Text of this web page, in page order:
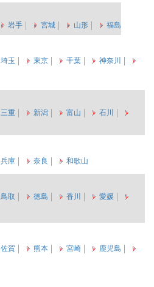
岩手 宮城 山形 福島
埼玉 東京 千葉
神奈川
三重 新潟 富山
石川
兵庫 奈良 和歌山
鳥取 徳島 香川
愛媛
佐賀 熊本 宮崎
鹿児島